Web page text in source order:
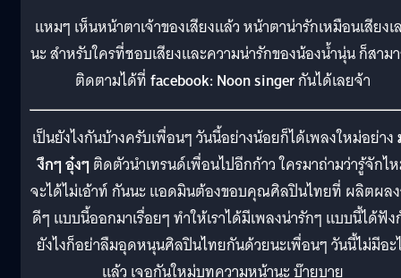
แหมๆ เห็นหน้าตาเจ้าของเสียงแล้ว หน้าตาน่ารักเหมือนเสียงเ
นะ สำหรับใครที่ชอบเสียงและความน่ารักของน้องน้ำนุ่น ก็สาม
ติดตามได้ที่facebook: Noon singerกันได้เลยจ้า
เป็นยังไงกันบ้างครับเพื่อนๆ วันนี้อย่างน้อยก็ได้เพลงใหม่อย่าง
งึกๆ อุ๋งๆ ติดตัวนำเทรนด์เพื่อนไปอีกก้าว ใครมาถ่ามว่ารู้จักไ
จะได้ไม่เอ้าท์ กันนะ แอดมินต้องขอบคุณศิลปินไทยที่ ผลิตผล
ดีๆ แบบนี้ออกมาเรื่อยๆ ทำให้เราได้มีเพลงน่ารักๆ แบบนี้ได้ฟั
ยังไงก็อย่าลืมอุดหนุนศิลปินไทยกันด้วยนะเพื่อนๆ วันนี้ไม่มีอะ
แล้ว เจอกันใหม่บทความหน้านะ บ๊ายบาย